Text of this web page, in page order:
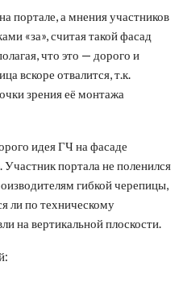
портале, а мнения участников
«за», считая такой фасад
что это — дорого и
вскоре отвалится, т.к.
зрения её монтажа
идея ГЧ на фасаде
портала не поленился
гибкой черепицы,
ли по техническому
на вертикальной плоскости.